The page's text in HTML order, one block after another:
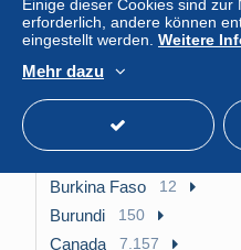
Bolivie 707
Bosnien-Herzegowina
Botswana
Brasilien 6.824
183
Burkina Faso 12
Burundi 150
Canada 7.157
Einige dieser Cookies sind
erforderlich, andere können
eingestellt werden. Weitere
Mehr dazu